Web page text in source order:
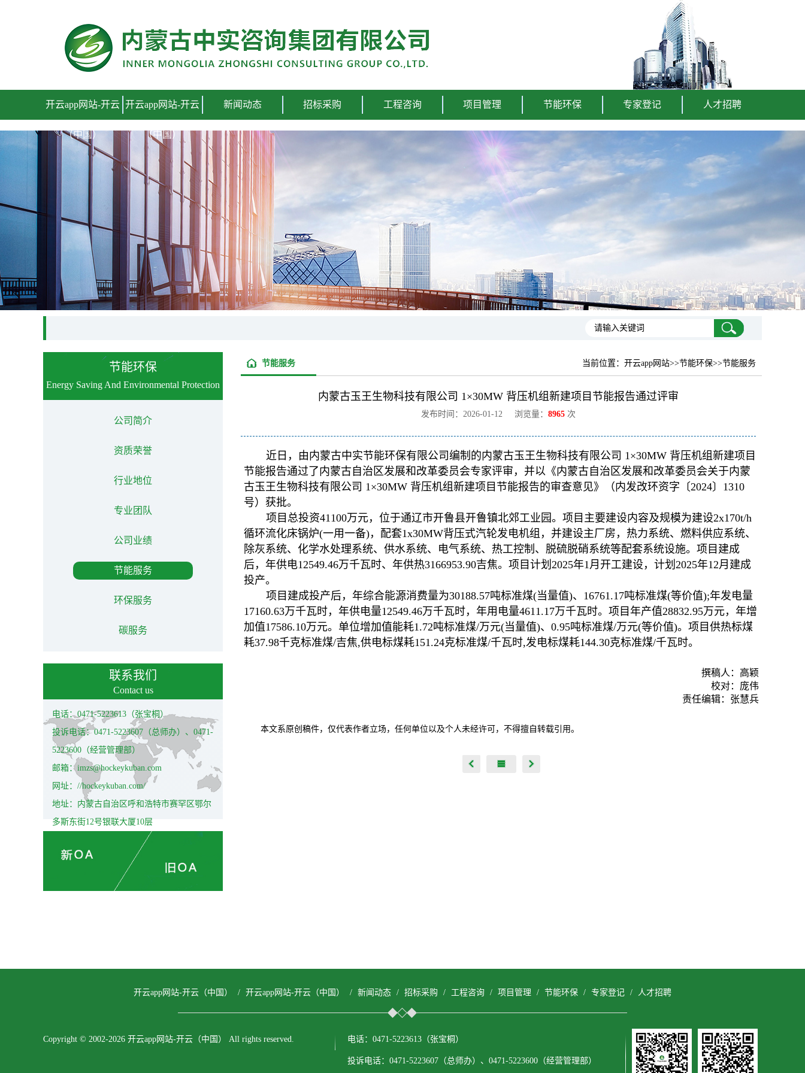
开云app网站-开云
（中国）
开云app网站-开云
（中国）
新闻动态 招标采购 工程咨询 项目管理 节能环保 专家登记 人才招聘
节能环保
Energy Saving And Environmental Protection
公司简介
资质荣誉
行业地位
专业团队
公司业绩
节能服务
环保服务
碳服务
联系我们
Contact us
电话：0471-5223613（张宝桐）
投诉电话：0471-5223607（总师办）、0471-
5223600（经营管理部）
邮箱：imzs@hockeykuban.com
网址：//hockeykuban.com/
地址：内蒙古自治区呼和浩特市赛罕区鄂尔
多斯东街12号银联大厦10层
当前位置： 开云app网站>>节能环保>>节能服务
节能服务
内蒙古玉王生物科技有限公司 1×30MW 背压机组新建项目节能报告通过评审
发布时间：2026-01-12 浏览量： 8965 次
近日，由内蒙古中实节能环保有限公司编制的内蒙古玉王生物科技有限公司 1×30MW 背压机组新建项目
节能报告通过了内蒙古自治区发展和改革委员会专家评审，并以《内蒙古自治区发展和改革委员会关于内蒙
古玉王生物科技有限公司 1×30MW 背压机组新建项目节能报告的审查意见》（内发改环资字〔2024〕1310
号）获批。
项目总投资41100万元，位于通辽市开鲁县开鲁镇北郊工业园。项目主要建设内容及规模为建设2x170t/h
循环流化床锅炉(一用一备)，配套1x30MW背压式汽轮发电机组，并建设主厂房，热力系统、燃料供应系统、
除灰系统、化学水处理系统、供水系统、电气系统、热工控制、脱硫脱硝系统等配套系统设施。项目建成
后，年供电12549.46万千瓦时、年供热3166953.90吉焦。项目计划2025年1月开工建设，计划2025年12月建成
投产。
项目建成投产后，年综合能源消费量为30188.57吨标准煤(当量值)、16761.17吨标准煤(等价值);年发电量
17160.63万千瓦时，年供电量12549.46万千瓦时，年用电量4611.17万千瓦时。项目年产值28832.95万元，年增
加值17586.10万元。单位增加值能耗1.72吨标准煤/万元(当量值)、0.95吨标准煤/万元(等价值)。项目供热标煤
耗37.98千克标准煤/吉焦,供电标煤耗151.24克标准煤/千瓦时,发电标煤耗144.30克标准煤/千瓦时。
撰稿人：高颖
校对：庞伟
责任编辑：张慧兵
本文系原创稿件，仅代表作者立场，任何单位以及个人未经许可，不得擅自转载引用。
开云app网站-开云（中国） / 开云app网站-开云（中国） / 新闻动态 / 招标采购 / 工程咨询 / 项目管理 / 节能环保 / 专家登记 / 人才招聘
Copyright © 2002-2026 开云app网站-开云（中国） All rights reserved. 电话：0471-5223613（张宝桐）
投诉电话：0471-5223607（总师办）、0471-5223600（经营管理部）